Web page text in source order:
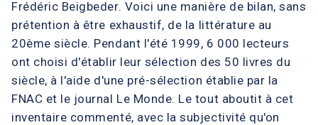
Frédéric Beigbeder. Voici une manière de bilan, sans
prétention à être exhaustif, de la littérature au
20ème siècle. Pendant l'été 1999, 6 000 lecteurs
ont choisi d'établir leur sélection des 50 livres du
siècle, à l'aide d'une pré-sélection établie par la
FNAC et le journal Le Monde. Le tout aboutit à cet
inventaire commenté, avec la subjectivité qu'on